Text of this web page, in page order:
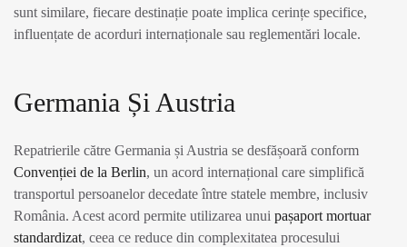
sunt similare, fiecare destinație poate implica cerințe specifice,
influențate de acorduri internaționale sau reglementări locale.
Germania Și Austria
Repatrierile către Germania și Austria se desfășoară conform
Convenției de la Berlin, un acord internațional care simplifică
transportul persoanelor decedate între statele membre, inclusiv
România. Acest acord permite utilizarea unui pașaport mortuar
standardizat, ceea ce reduce din complexitatea procesului